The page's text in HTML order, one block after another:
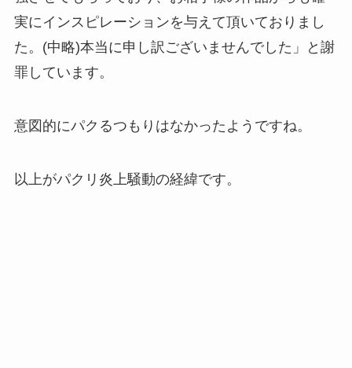
実にインスピレーションを与えて頂いておりまし
た。(中略)本当に申し訳ございませんでした」と謝
罪しています。
意図的にパクるつもりはなかったようですね。
以上がパクリ炎上騒動の経緯です。